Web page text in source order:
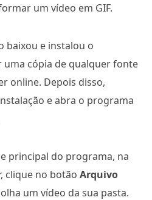
um vídeo em GIF.
baixou e instalou o
cópia de qualquer fonte
online. Depois disso,
e abra o programa
principal do programa, na
clique no botão Arquivo
um vídeo da sua pasta.